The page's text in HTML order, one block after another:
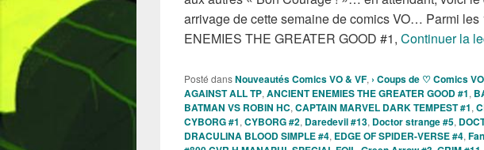
arrivage de cette semaine de comics VO… Parmi les
ENEMIES THE GREATER GOOD #1, Continuer la
Posté dansNouveautés Comics VO & VF, › Coups de ♡ Comics
AGAINST ALL TP, ANCIENT ENEMIES THE GREATER GOOD #1,
BATMAN VS ROBIN HC, CAPTAIN MARVEL DARK TEMPEST #1,
CYBORG #1, CYBORG #2, Daredevil #13, Doctor strange #5,
DRACULINA BLOOD SIMPLE #4, EDGE OF SPIDER-VERSE #4,